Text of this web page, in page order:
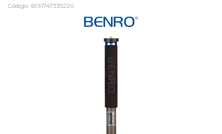
Código: 6931747335220